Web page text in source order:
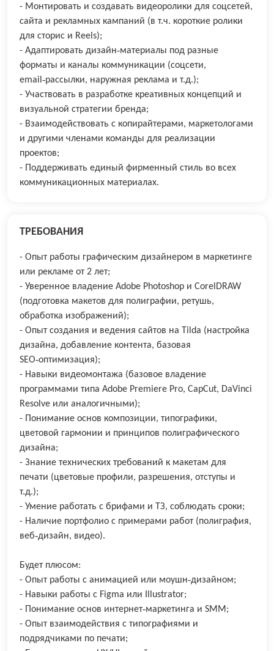
- Монтировать и создавать видеоролики для соцсетей,
сайта и рекламных кампаний (в т.ч. короткие ролики
для сторис и Reels);
- Адаптировать дизайн‑материалы под разные
форматы и каналы коммуникации (соцсети,
email‑рассылки, наружная реклама и т.д.);
- Участвовать в разработке креативных концепций и
визуальной стратегии бренда;
- Взаимодействовать с копирайтерами, маркетологами
и другими членами команды для реализации
проектов;
- Поддерживать единый фирменный стиль во всех
коммуникационных материалах.
ТРЕБОВАНИЯ
- Опыт работы графическим дизайнером в маркетинге
или рекламе от 2 лет;
- Уверенное владение Adobe Photoshop и CorelDRAW
(подготовка макетов для полиграфии, ретушь,
обработка изображений);
- Опыт создания и ведения сайтов на Tilda (настройка
дизайна, добавление контента, базовая
SEO‑оптимизация);
- Навыки видеомонтажа (базовое владение
программами типа Adobe Premiere Pro, CapCut, DaVinci
Resolve или аналогичными);
- Понимание основ композиции, типографики,
цветовой гармонии и принципов полиграфического
дизайна;
- Знание технических требований к макетам для
печати (цветовые профили, разрешения, отступы и
т.д.);
- Умение работать с брифами и ТЗ, соблюдать сроки;
- Наличие портфолио с примерами работ (полиграфия,
веб‑дизайн, видео).
Будет плюсом:
- Опыт работы с анимацией или моушн‑дизайном;
- Навыки работы с Figma или Illustrator;
- Понимание основ интернет‑маркетинга и SMM;
- Опыт взаимодействия с типографиями и
подрядчиками по печати;